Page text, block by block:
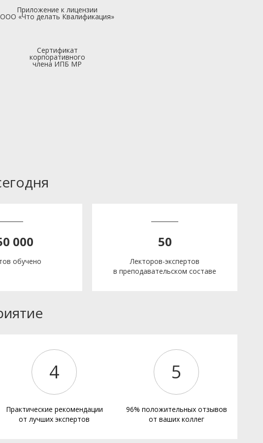
Приложение к лицензии
ООО «Что делать Квалификация»
Сертификат
корпоративного
члена ИПБ МР
000
обучено
50
Лекторов-экспертов
в преподавательском составе
4
Практические рекомендации
от лучших экспертов
5
96% положительных отзывов
от ваших коллег